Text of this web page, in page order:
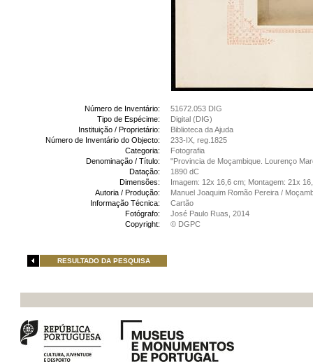
Número de Inventário:
51672.053 DIG
Tipo de Espécime:
Digital (DIG)
Instituição / Proprietário:
Biblioteca da Ajuda
Número de Inventário do Objecto:
233-IX, reg.1825
Categoria:
Fotografia
Denominação / Título:
"Provincia de Moçambique. Lourenço
Datação:
1890 dC
Dimensões:
Imagem: 12x 16,6 cm; Montagem: 21x
Autoria / Produção:
Manuel Joaquim Romão Pereira /
Informação Técnica:
Cartão
Fotógrafo:
José Paulo Ruas, 2014
Copyright:
© DGPC
RESULTADO DA PESQUISA